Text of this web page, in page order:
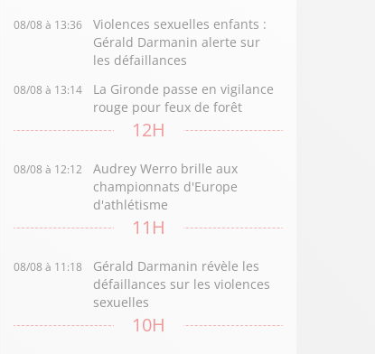
08/08 à 13:36
Violences sexuelles enfants :
Gérald Darmanin alerte sur
les défaillances
08/08 à 13:14
La Gironde passe en vigilance
rouge pour feux de forêt
12H
08/08 à 12:12
Audrey Werro brille aux
championnats d'Europe
d'athlétisme
11H
08/08 à 11:18
Gérald Darmanin révèle les
défaillances sur les violences
sexuelles
10H